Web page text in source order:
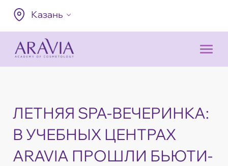
Казань
ЛЕТНЯЯ SPA-ВЕЧЕРИНКА:
В УЧЕБНЫХ ЦЕНТРАХ
ARAVIA ПРОШЛИ БЬЮТИ-